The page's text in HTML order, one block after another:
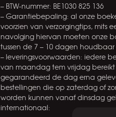
– BTW-nummer: BE1030 825 136
– Garantiebepaling: al onze
voorzien van verzorgingtips, mits
navolging hiervan moeten onze
tussen de 7 – 10 dagen houdbaar
– leveringsvoorwaarden: iedere
van maandag tem vrijdag bereikt
gegarandeerd de dag erna
bestellingen die op zaterdag of
worden kunnen vanaf dinsdag
internationaal: